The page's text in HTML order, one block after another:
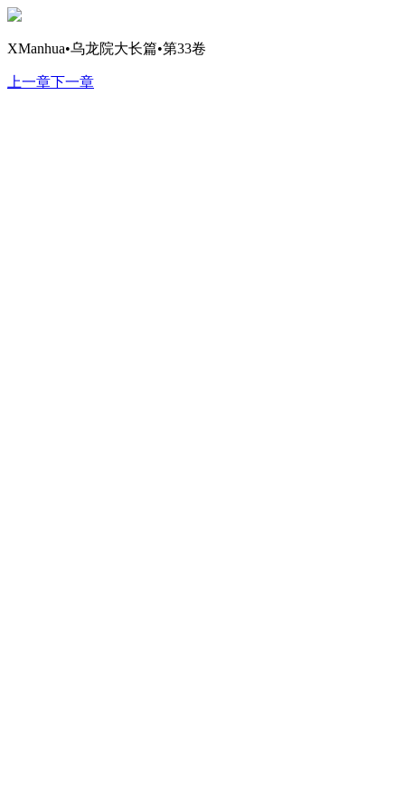
XManhua•乌龙院大长篇•第33卷
上一章下一章